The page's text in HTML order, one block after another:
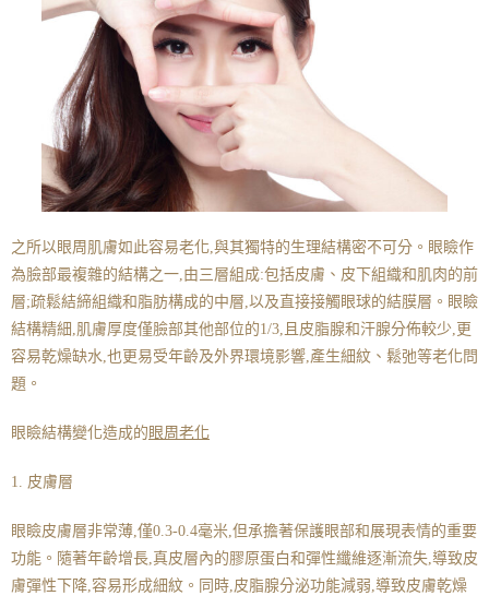
之所以眼周肌膚如此容易老化,與其獨特的生理結構密不可分。眼瞼作
為臉部最複雜的結構之一,由三層組成:包括皮膚、皮下組織和肌肉的前
層;疏鬆結締組織和脂肪構成的中層,以及直接接觸眼球的結膜層。眼瞼
結構精細,肌膚厚度僅臉部其他部位的1/3,且皮脂腺和汗腺分佈較少,更
容易乾燥缺水,也更易受年齡及外界環境影響,產生細紋、鬆弛等老化問
題。
眼瞼結構變化造成的 眼周老化
1. 皮膚層
眼瞼皮膚層非常薄,僅0.3-0.4毫米,但承擔著保護眼部和展現表情的重要
功能。隨著年齡增長,真皮層內的膠原蛋白和彈性纖維逐漸流失,導致皮
膚彈性下降,容易形成細紋。同時,皮脂腺分泌功能減弱,導致皮膚乾燥